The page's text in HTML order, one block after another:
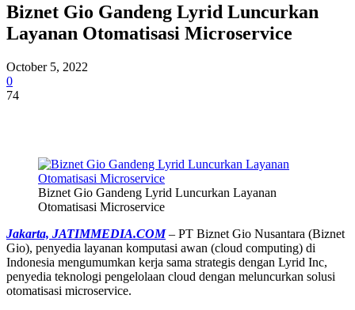
Biznet Gio Gandeng Lyrid Luncurkan
Layanan Otomatisasi Microservice
October 5, 2022
0
74
Biznet Gio Gandeng Lyrid Luncurkan Layanan
Otomatisasi Microservice
Jakarta, JATIMMEDIA.COM– PT Biznet Gio Nusantara (Biznet
Gio), penyedia layanan komputasi awan (cloud computing) di
Indonesia mengumumkan kerja sama strategis dengan Lyrid Inc,
penyedia teknologi pengelolaan cloud dengan meluncurkan solusi
otomatisasi microservice.